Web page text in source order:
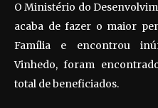
O Ministério do
acaba de fazer o maior
Família e encontrou
Vinhedo, foram
total de beneficiados.